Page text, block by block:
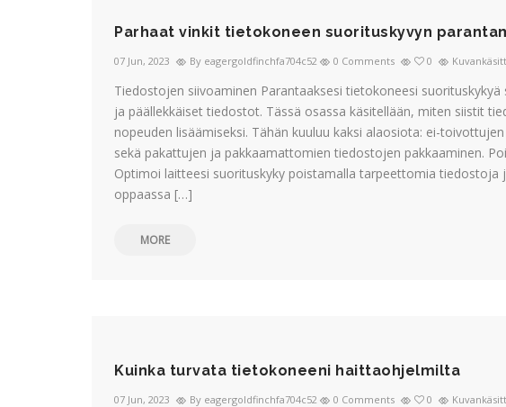
Parhaat vinkit tietokoneen suorituskyvyn
07 Jun, 2023 By eagergoldfinchfa704c52 0 Comments 0
Tiedostojen siivoaminen Parantaaksesi tietokoneesi
ja päällekkäiset tiedostot. Tässä osassa käsitellään, miten siistit
nopeuden lisäämiseksi. Tähän kuuluu kaksi alaosiota: ei-
sekä pakattujen ja pakkaamattomien tiedostojen pakkaaminen.
Optimoi laitteesi suorituskyky poistamalla tarpeettomia tiedostoja
oppaassa […]
MORE
Kuinka turvata tietokoneeni haittaohjelmilta
07 Jun, 2023 By eagergoldfinchfa704c52 0 Comments 0